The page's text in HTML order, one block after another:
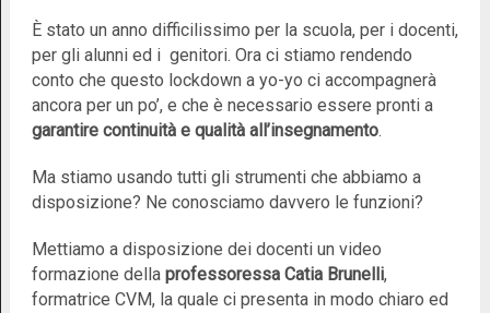
È stato un anno difficilissimo per la scuola, per i docenti,
per gli alunni ed i genitori. Ora ci stiamo rendendo
conto che questo lockdown a yo-yo ci accompagnerà
ancora per un po’, e che è necessario essere pronti a
garantire continuità e qualità all’insegnamento.
Ma stiamo usando tutti gli strumenti che abbiamo a
disposizione? Ne conosciamo davvero le funzioni?
Mettiamo a disposizione dei docenti un video
formazione della professoressa Catia Brunelli,
formatrice CVM, la quale ci presenta in modo chiaro ed